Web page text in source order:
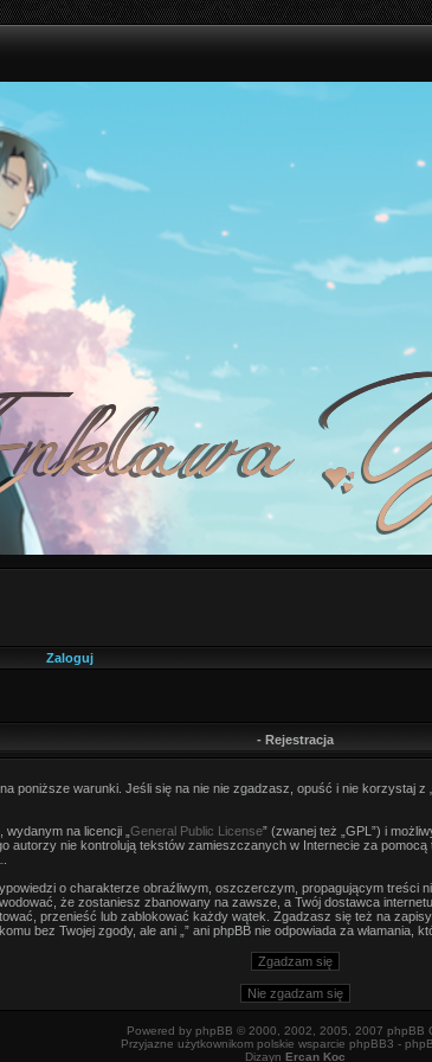
Zaloguj
- Rejestracja
poniższe warunki. Jeśli się na nie nie zgadzasz, opuść i nie korzystaj z
na licencji „ General Public License” (zwanej też „GPL”) i
autorzy nie kontrolują tekstów zamieszczanych w Internecie za
o charakterze obraźliwym, oszczerczym, propagującym treści
że zostaniesz zbanowany na zawsze, a Twój dostawca
przenieść lub zablokować każdy wątek. Zgadzasz się też na
bez Twojej zgody, ale ani „” ani phpBB nie odpowiada za włamania,
Powered by phpBB © 2000, 2002, 2005, 2007 phpBB
Przyjazne użytkownikom polskie wsparcie phpBB3 -
Dizayn Ercan Koc